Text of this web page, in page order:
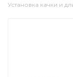
Установка качки и